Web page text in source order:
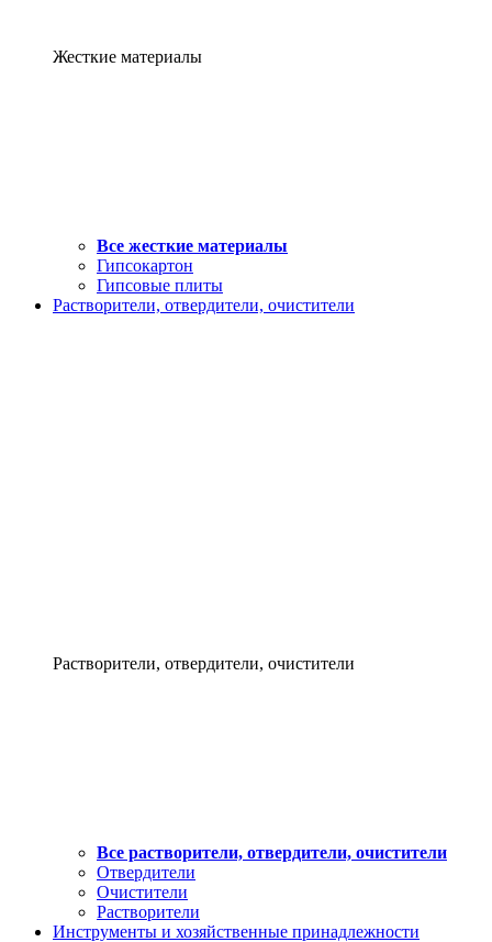
Жесткие материалы
Все жесткие материалы
Гипсокартон
Гипсовые плиты
Растворители, отвердители, очистители
Растворители, отвердители, очистители
Все растворители, отвердители, очистители
Отвердители
Очистители
Растворители
Инструменты и хозяйственные принадлежности